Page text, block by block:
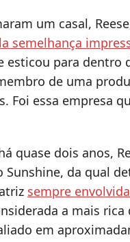
um casal,
semelhança
esticou para dentro
de uma
Foi essa empresa
quase dois anos,
Sunshine, da qual
sempre
a mais
em